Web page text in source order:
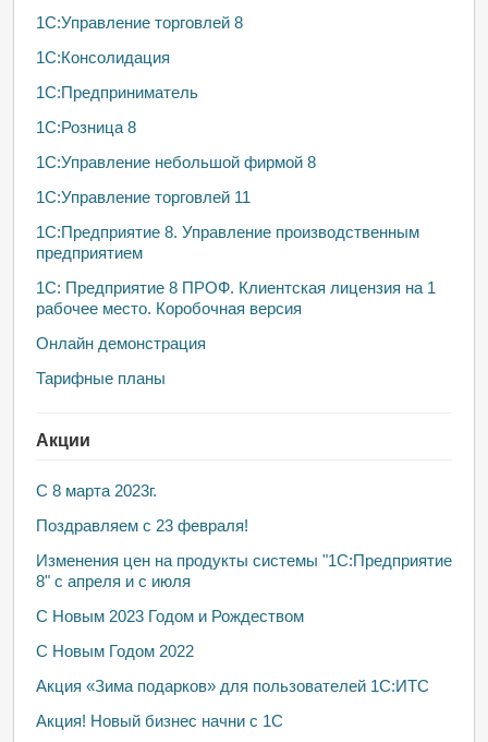
1С:Управление торговлей 8
1С:Консолидация
1С:Предприниматель
1С:Розница 8
1С:Управление небольшой фирмой 8
1С:Управление торговлей 11
1С:Предприятие 8. Управление производственным
предприятием
1С: Предприятие 8 ПРОФ. Клиентская лицензия на 1
рабочее место. Коробочная версия
Онлайн демонстрация
Тарифные планы
Акции
С 8 марта 2023г.
Поздравляем с 23 февраля!
Изменения цен на продукты системы "1С:Предприятие
8" с апреля и с июля
С Новым 2023 Годом и Рождеством
С Новым Годом 2022
Акция «Зима подарков» для пользователей 1С:ИТС
Акция! Новый бизнес начни с 1С